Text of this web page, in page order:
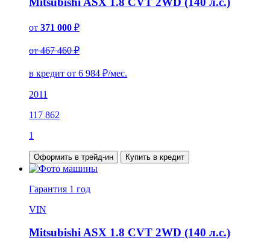
от 371 000 ₽
от 467 460 ₽
в кредит от 6 984 ₽/мес.
2011
117 862
1
Оформить в трейд-ин Купить в кредит
Гарантия 1 год
VIN
Mitsubishi ASX 1.8 CVT 2WD (140 л.с.)